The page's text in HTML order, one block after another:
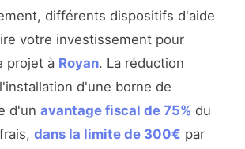
différents dispositifs d'aide
votre investissement pour
projet à Royan. La réduction
d'une borne de
d'un avantage fiscal de 75% du
dans la limite de 300€ par